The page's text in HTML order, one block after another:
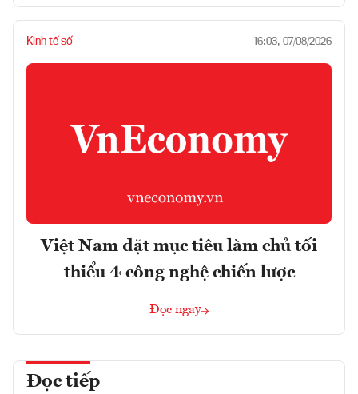
Kinh tế số 16:03, 07/08/2026
Việt Nam đặt mục tiêu làm chủ tối
thiểu 4 công nghệ chiến lược
Đọc ngay
Đọc tiếp